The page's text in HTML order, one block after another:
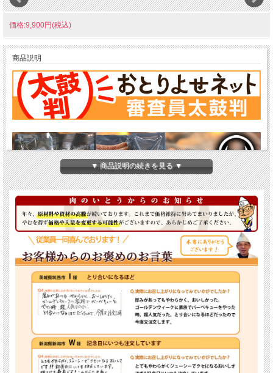
価格:9,900円(税込)
商品説明
▼ 商品説明の続きを見る ▼